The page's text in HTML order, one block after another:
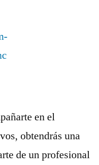
en el
obtendrás una
de un profesional